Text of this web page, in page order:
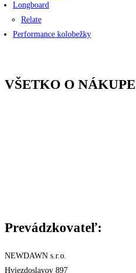
Longboard
Relate
Performance kolobežky
VŠETKO O NÁKUPE
Prevádzkovateľ:
NEWDAWN s.r.o.
Hviezdoslavov 897